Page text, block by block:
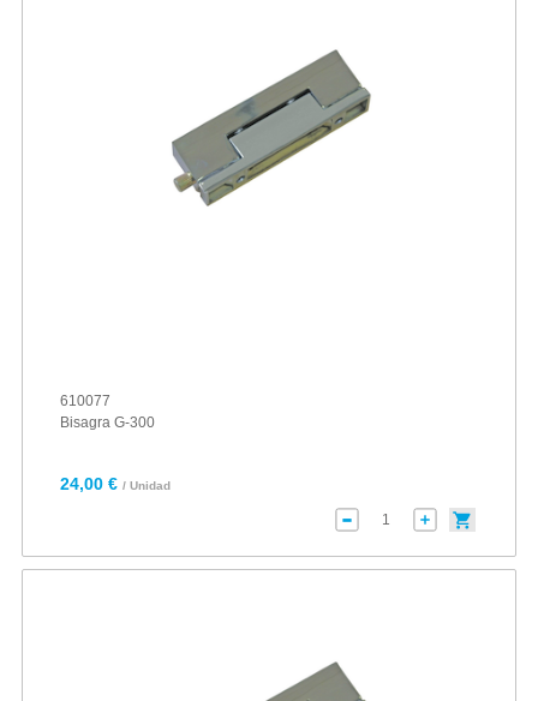
610077
Bisagra G-300
24,00 € / Unidad